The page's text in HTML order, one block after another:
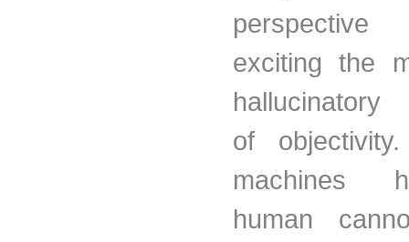
exciting the
hallucinatory
of
machines
human